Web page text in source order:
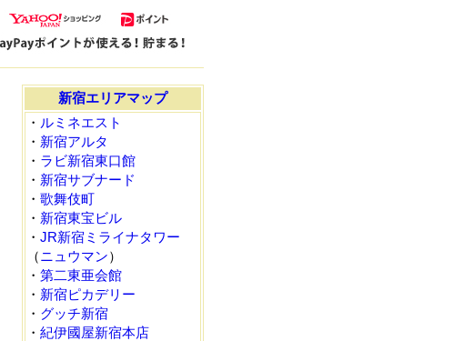
新宿エリアマップ
・ ルミネエスト
・ 新宿アルタ
・ ラビ新宿東口館
・ 新宿サブナード
・ 歌舞伎町
・ 新宿東宝ビル
・ JR新宿ミライナタワー
（ニュウマン）
・ 第二東亜会館
・ 新宿ピカデリー
・ グッチ新宿
・ 紀伊國屋新宿本店